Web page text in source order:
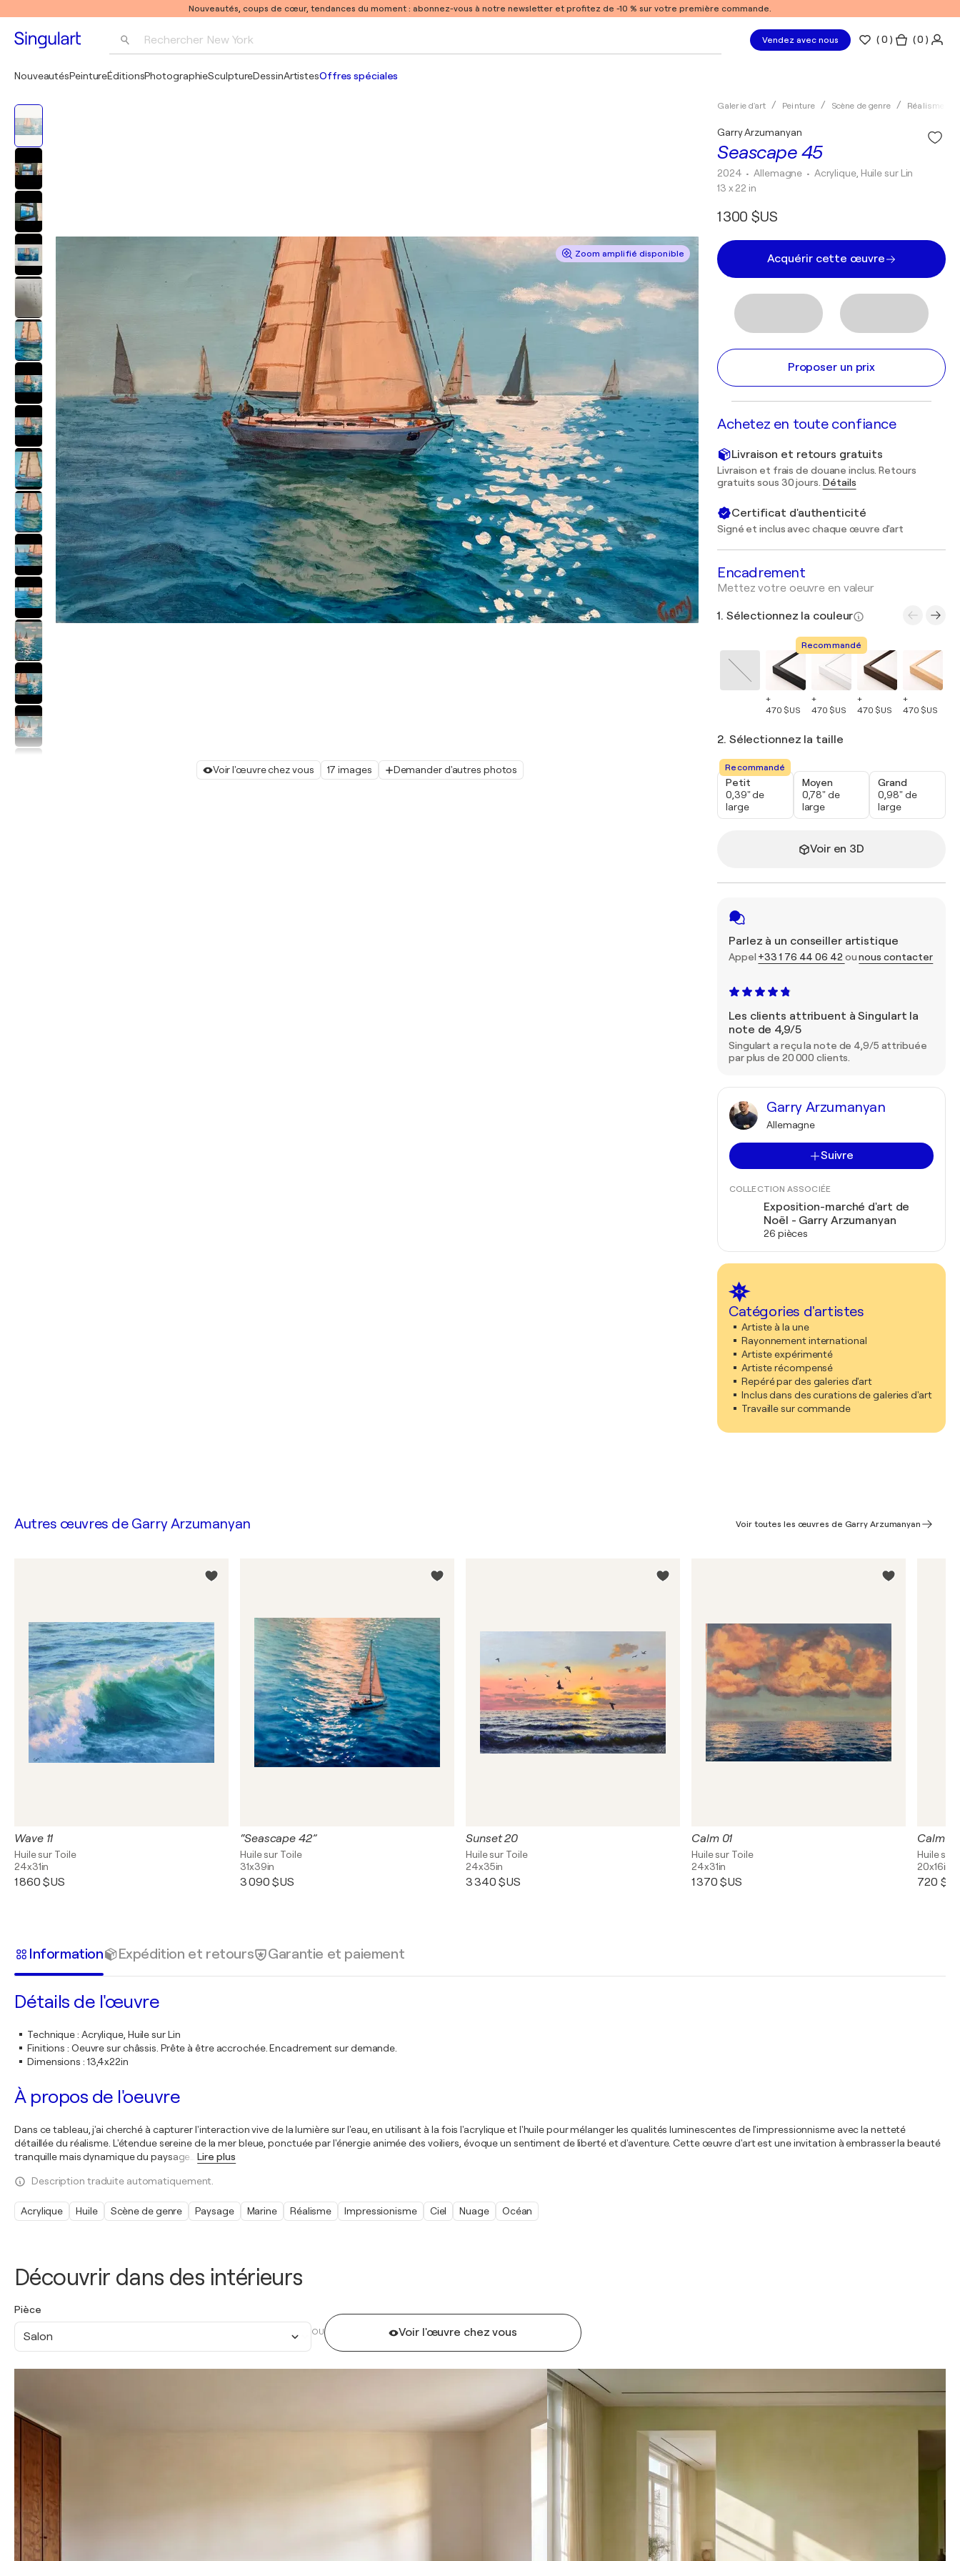
Nouveautés, coups de cœur, tendances du moment : abonnez-vous à notre newsletter et profitez de -10 % sur votre première commande.
Rechercher New York Vendez avec nous (0 ) ( 0 )
NouveautésPeintureÉditionsPhotographieSculptureDessinArtistesOffres spéciales
Zoom amplifié disponible
Voir l'œuvre chez vous 17 images Demander d'autres photos
Galerie d'art Peinture Scène de genre Réalisme
Seascape 45
Garry Arzumanyan
2024 • Allemagne • Acrylique, Huile sur Lin
13 x 22 in
1 300 $US
Acquérir cette œuvre
Proposer un prix
Achetez en toute confiance
Livraison et retours gratuits
Livraison et frais de douane inclus. Retours
gratuits sous 30 jours. Détails
Certificat d'authenticité
Signé et inclus avec chaque œuvre d'art
Encadrement
Mettez votre oeuvre en valeur
1. Sélectionnez la couleur
+
470 $US
Recommandé
+
470 $US
+
470 $US
+
470 $US
2. Sélectionnez la taille
Recommandé
Petit
0,39" de
large
Moyen
0,78" de
large
Grand
0,98" de
large
Voir en 3D
Parlez à un conseiller artistique
Appel +33 1 76 44 06 42 ounous contacter
Les clients attribuent à Singulart la
note de 4,9/5
Singulart a reçu la note de 4,9/5 attribuée
par plus de 20 000 clients.
Garry Arzumanyan
Allemagne
Suivre
COLLECTION ASSOCIÉE
Exposition-marché d'art de
Noël - Garry Arzumanyan
26 pièces
Catégories d'artistes
Artiste à la une
Rayonnement international
Artiste expérimenté
Artiste récompensé
Repéré par des galeries d'art
Inclus dans des curations de galeries d'art
Travaille sur commande
Découvrir dans des intérieurs
Pièce
Salon OU Voir l'œuvre chez vous
Autres œuvres de Garry Arzumanyan Voir toutes les œuvres de Garry Arzumanyan
Wave 11
Huile sur Toile
24x31in
1 860 $US
“Seascape 42”
Huile sur Toile
31x39in
3 090 $US
Sunset 20
Huile sur Toile
24x35in
3 340 $US
Calm 01
Huile sur Toile
24x31in
1 370 $US
Calm
Huile sur
20x16in
720
Information Expédition et retours Garantie et paiement
Détails de l'œuvre
Technique: Acrylique, Huile sur Lin
Finitions : Oeuvre sur châssis. Prête à être accrochée. Encadrement sur demande.
Dimensions : 13,4x22in
À propos de l'oeuvre
Dans ce tableau, j'ai cherché à capturer l'interaction vive de la lumière sur l'eau, en utilisant à la fois l'acrylique et l'huile pour mélanger les qualités luminescentes de l'impressionnisme avec la netteté
détaillée du réalisme. L'étendue sereine de la mer bleue, ponctuée par l'énergie animée des voiliers, évoque un sentiment de liberté et d'aventure. Cette œuvre d'art est une invitation à embrasser la beauté
tranquille mais dynamique du paysage
Lire plus
Description traduite automatiquement.
Acrylique Huile Scène de genre Paysage Marine Réalisme Impressionisme Ciel Nuage Océan